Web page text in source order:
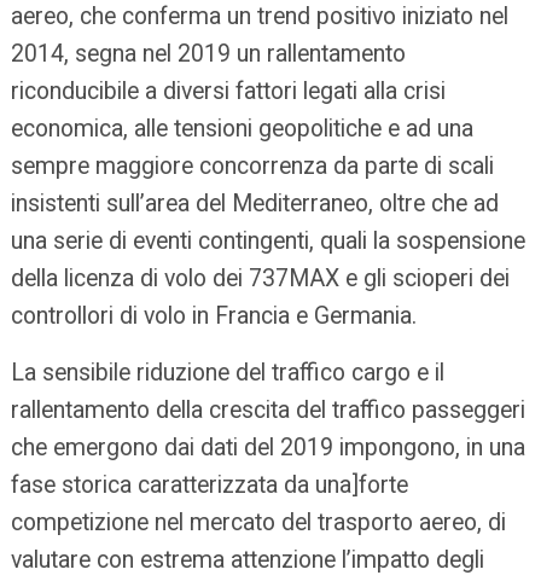
aereo, che conferma un trend positivo iniziato nel
2014, segna nel 2019 un rallentamento
riconducibile a diversi fattori legati alla crisi
economica, alle tensioni geopolitiche e ad una
sempre maggiore concorrenza da parte di scali
insistenti sull’area del Mediterraneo, oltre che ad
una serie di eventi contingenti, quali la sospensione
della licenza di volo dei 737MAX e gli scioperi dei
controllori di volo in Francia e Germania.
La sensibile riduzione del traffico cargo e il
rallentamento della crescita del traffico passeggeri
che emergono dai dati del 2019 impongono, in una
fase storica caratterizzata da una]forte
competizione nel mercato del trasporto aereo, di
valutare con estrema attenzione l’impatto degli